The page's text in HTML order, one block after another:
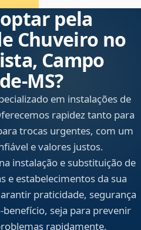
pela
Chuveiro no
Campo
em instalações de
rapidez tanto para
trocas urgentes, com um
e valores justos.
instalação e substituição de
e estabelecimentos da sua
praticidade, segurança
seja para prevenir
rapidamente.